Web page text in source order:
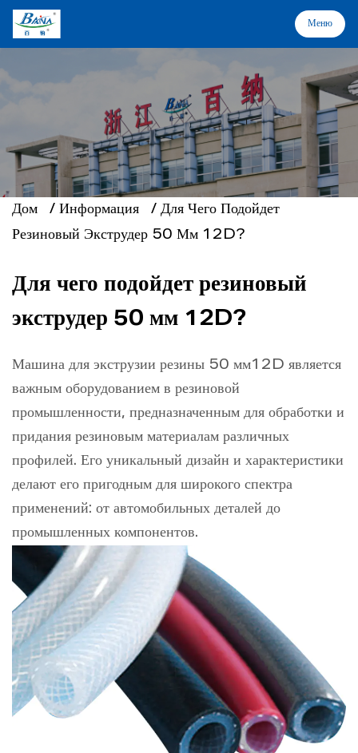
Меню
Меню
Оборудование и решения
О нас
Поддержка
Информация
Контакты
Дом / Информация / Для Чего Подойдет
Резиновый Экструдер 50 Мм 12D?
Для чего подойдет резиновый
экструдер 50 мм 12D?
Машина для экструзии резины 50 мм12D является
важным оборудованием в резиновой
промышленности, предназначенным для обработки и
придания резиновым материалам различных
профилей. Его уникальный дизайн и характеристики
делают его пригодным для широкого спектра
применений: от автомобильных деталей до
промышленных компонентов.